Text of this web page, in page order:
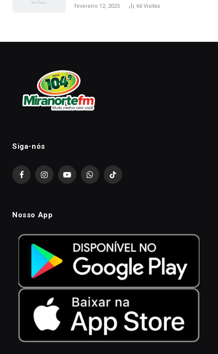
fevereiro 12, 2025 66 Visitas
Siga-nós
FacebookInstagramYouTubeWhatsAppTikTok
Nosso App